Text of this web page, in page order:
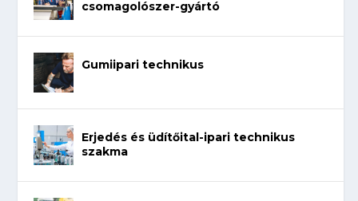
csomagolószer-gyártó
Gumiipari technikus
Erjedés és üdítőital-ipari technikus
szakma